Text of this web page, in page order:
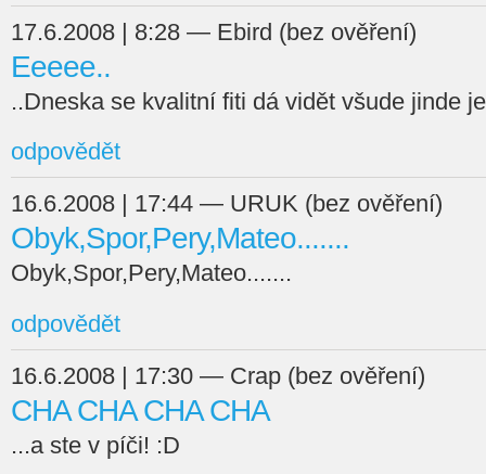
17.6.2008 | 8:28 — Ebird (bez ověření)
Eeeee..
..Dneska se kvalitní fiti dá vidět všude jinde
odpovědět
16.6.2008 | 17:44 — URUK (bez ověření)
Obyk,Spor,Pery,Mateo.......
Obyk,Spor,Pery,Mateo.......
odpovědět
16.6.2008 | 17:30 — Crap (bez ověření)
CHA CHA CHA CHA
...a ste v píči! :D